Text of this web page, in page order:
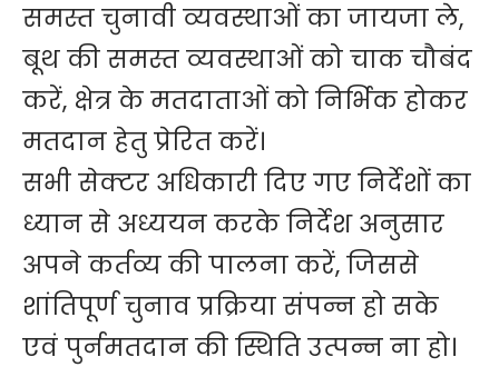
समस्त चुनावी व्यवस्थाओं का जायजा ले,
बूथ की समस्त व्यवस्थाओं को चाक चौबंद
करें, क्षेत्र के मतदाताओं को निर्भिक होकर
मतदान हेतु प्रेरित करें।
सभी सेक्टर अधिकारी दिए गए निर्देशों का
ध्यान से अध्ययन करके निर्देश अनुसार
अपने कर्तव्य की पालना करें, जिससे
शांतिपूर्ण चुनाव प्रक्रिया संपन्न हो सके
एवं पुर्नमतदान की स्थिति उत्पन्न ना हो।